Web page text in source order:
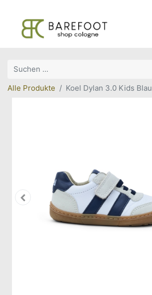
Alle Produkte Koel Dylan 3.0 Kids Blau